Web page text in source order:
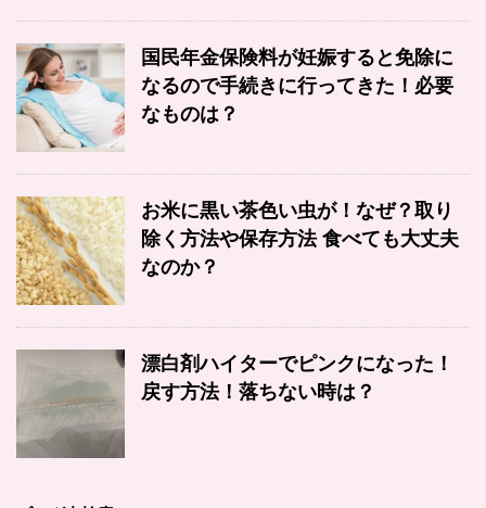
国民年金保険料が妊娠すると免除に
なるので手続きに行ってきた！必要
なものは？
お米に黒い茶色い虫が！なぜ？取り
除く方法や保存方法 食べても大丈夫
なのか？
漂白剤ハイターでピンクになった！
戻す方法！落ちない時は？